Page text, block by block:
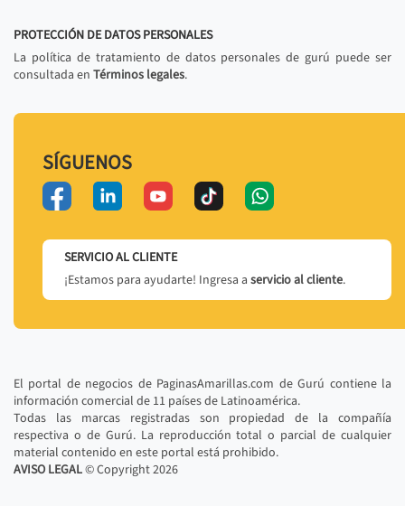
PROTECCIÓN DE DATOS PERSONALES
La política de tratamiento de datos personales de gurú puede ser
consultada en Términos legales.
SÍGUENOS
SERVICIO AL CLIENTE
¡Estamos para ayudarte! Ingresa a servicio al cliente.
El portal de negocios de PaginasAmarillas.com de Gurú contiene la
información comercial de 11 países de Latinoamérica.
Todas las marcas registradas son propiedad de la compañía
respectiva o de Gurú. La reproducción total o parcial de cualquier
material contenido en este portal está prohibido.
AVISO LEGAL© Copyright2026